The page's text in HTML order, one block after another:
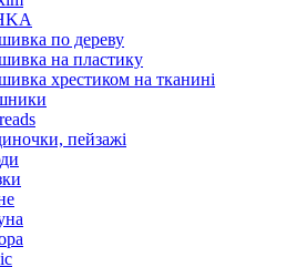
по дереву
на пластику
хрестиком на тканині
пейзажі